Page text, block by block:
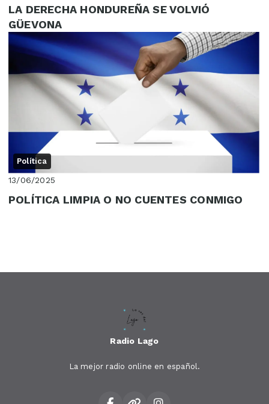
LA DERECHA HONDUREÑA SE VOLVIÓ
GÜEVONA
Política
13/06/2025
POLÍTICA LIMPIA O NO CUENTES CONMIGO
Radio Lago
La mejor radio online en español.